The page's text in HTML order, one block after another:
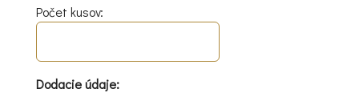
Počet kusov:
Dodacie údaje: